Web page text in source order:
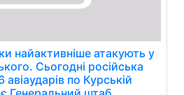
найактивніше атакують у
Сьогодні російська
авіаударів по Курській